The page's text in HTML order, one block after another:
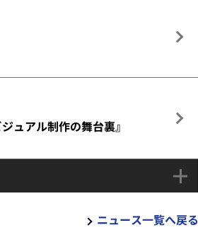
ュアル制作の舞台裏』
ニュース一覧へ戻る